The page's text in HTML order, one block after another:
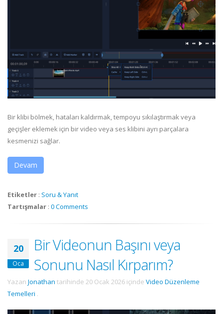
Bir klibi bölmek, hataları kaldırmak, tempoyu sıkılaştırmak veya
geçişler eklemek için bir video veya ses klibini ayrı parçalara
kesmenizi sağlar.
Devam
Etiketler : Soru & Yanıt
Tartışmalar : 0 Comments
20
Oca
Bir Videonun Başını veya
Sonunu Nasıl Kırparım?
Yazan Jonathan tarihinde 20 Ocak 2026 içinde Video Düzenleme
Temelleri .